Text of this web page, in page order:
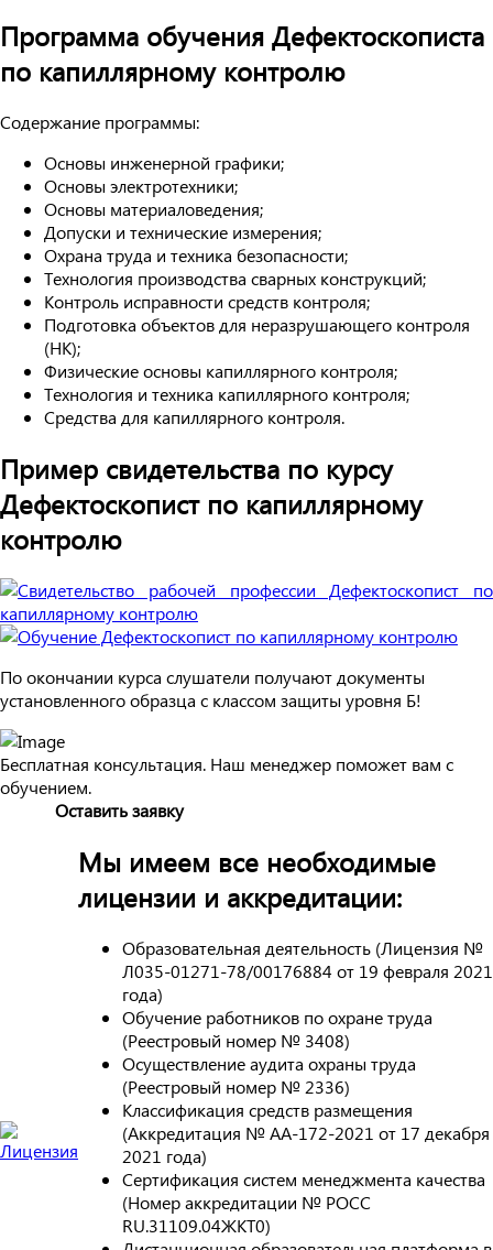
Программа обучения Дефектоскописта
по капиллярному контролю
Содержание программы:
Основы инженерной графики;
Основы электротехники;
Основы материаловедения;
Допуски и технические измерения;
Охрана труда и техника безопасности;
Технология производства сварных конструкций;
Контроль исправности средств контроля;
Подготовка объектов для неразрушающего контроля
(НК);
Физические основы капиллярного контроля;
Технология и техника капиллярного контроля;
Средства для капиллярного контроля.
Пример свидетельства по курсу
Дефектоскопист по капиллярному
контролю
По окончании курса слушатели получают документы
установленного образца с классом защиты уровня Б!
Бесплатная консультация. Наш менеджер поможет вам с
обучением.
Оставить заявку
Мы имеем все необходимые
лицензии и аккредитации:
Образовательная деятельность (Лицензия №
Л035-01271-78/00176884 от 19 февраля 2021
года)
Обучение работников по охране труда
(Реестровый номер № 3408)
Осуществление аудита охраны труда
(Реестровый номер № 2336)
Классификация средств размещения
(Аккредитация № АА-172-2021 от 17 декабря
2021 года)
Сертификация систем менеджмента качества
(Номер аккредитации № РОСС
RU.31109.04ЖКТ0)